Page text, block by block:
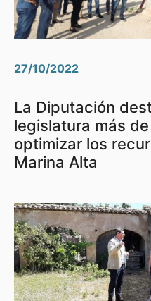
27/10/2022
La Diputación
legislatura más
optimizar los
Marina Alta